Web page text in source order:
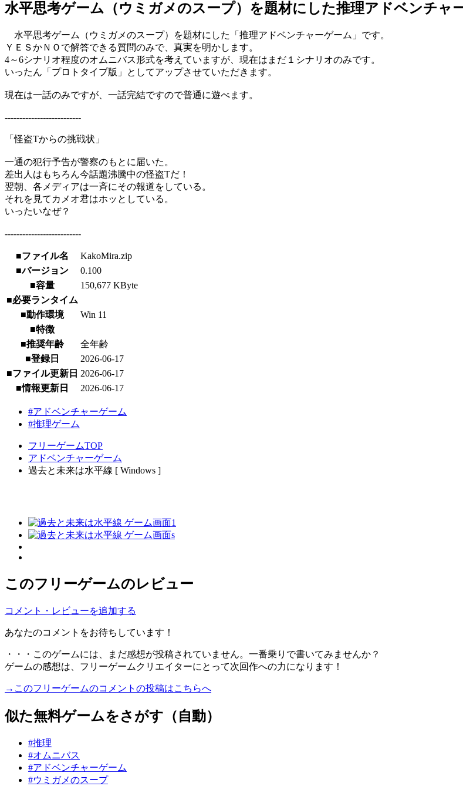
水平思考ゲーム（ウミガメのスープ）を題材にした推理アドベンチャ
水平思考ゲーム（ウミガメのスープ）を題材にした「推理アドベンチャーゲーム」です。
ＹＥＳかＮＯで解答できる質問のみで、真実を明かします。
4～6シナリオ程度のオムニバス形式を考えていますが、現在はまだ１シナリオのみです。
いったん「プロトタイプ版」としてアップさせていただきます。
現在は一話のみですが、一話完結ですので普通に遊べます。
--------------------------
「怪盗Tからの挑戦状」
一通の犯行予告が警察のもとに届いた。
差出人はもちろん今話題沸騰中の怪盗Tだ！
翌朝、各メディアは一斉にその報道をしている。
それを見てカメオ君はホッとしている。
いったいなぜ？
--------------------------
■ファイル名
KakoMira.zip
■バージョン
0.100
■容量
150,677 KByte
■必要ランタイム
■動作環境
Win 11
■特徴
■推奨年齢
全年齢
■登録日
2026-06-17
■ファイル更新日 2026-06-17
■情報更新日
2026-06-17
#アドベンチャーゲーム
#推理ゲーム
フリーゲームTOP
アドベンチャーゲーム
過去と未来は水平線 [ Windows ]
このフリーゲームのレビュー
コメント・レビューを追加する
あなたのコメントをお待ちしています！
・・・このゲームには、まだ感想が投稿されていません。一番乗りで書いてみませんか？
ゲームの感想は、フリーゲームクリエイターにとって次回作への力になります！
→このフリーゲームのコメントの投稿はこちらへ
似た無料ゲームをさがす（自動）
#推理
#オムニバス
#アドベンチャーゲーム
#ウミガメのスープ